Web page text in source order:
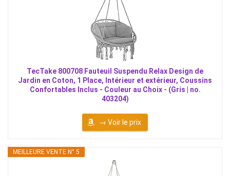
TecTake 800708 Fauteuil Suspendu Relax Design de
Jardin en Coton, 1 Place, Intérieur et extérieur, Coussins
Confortables Inclus - Couleur au Choix - (Gris | no.
403204)
→ Voir le prix
MEILLEURE VENTE N° 5